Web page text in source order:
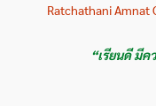
Ratchathani Amnat
“เรียนดี มี